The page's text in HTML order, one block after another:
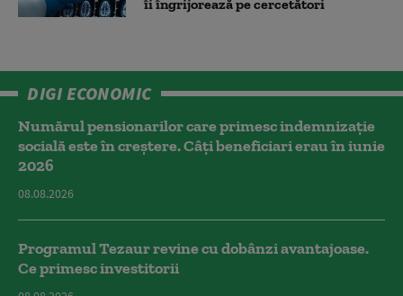
îi îngrijorează pe cercetători
DIGI ECONOMIC
Numărul pensionarilor care primesc indemnizaţie
socială este în creștere. Câți beneficiari erau în iunie
2026
08.08.2026
Programul Tezaur revine cu dobânzi avantajoase.
Ce primesc investitorii